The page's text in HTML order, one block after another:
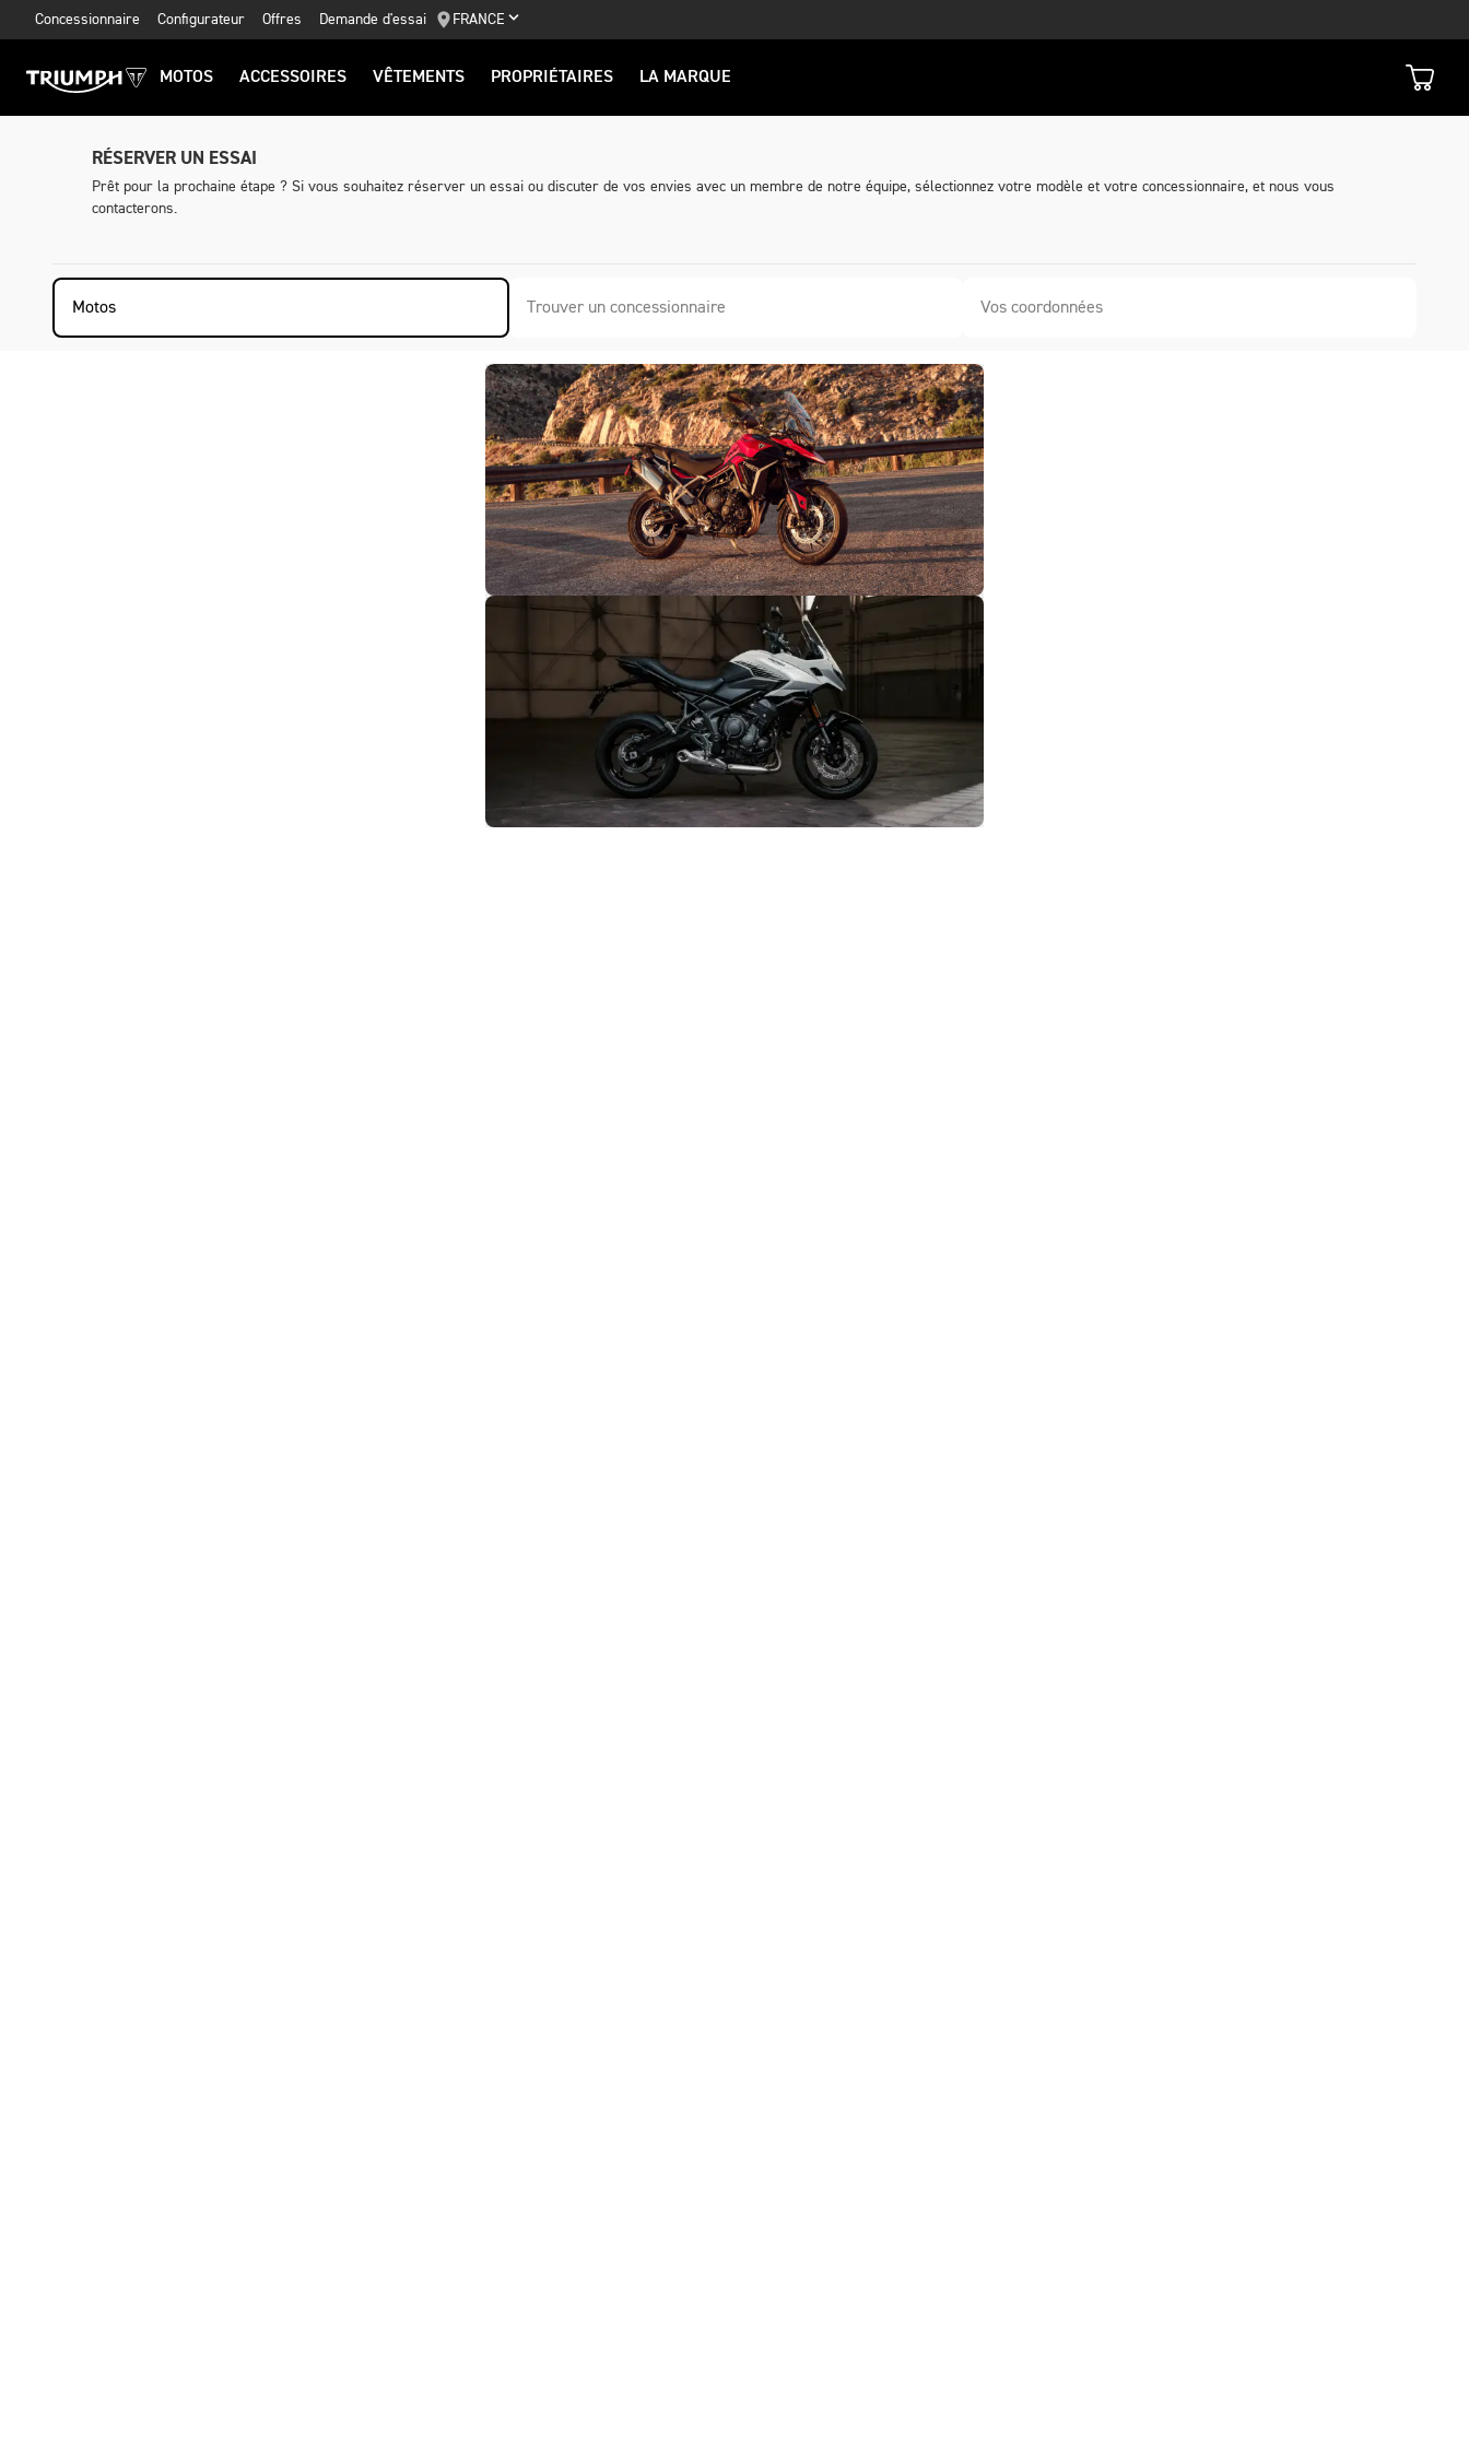
Concessionnaire Configurateur Offres Demande d'essai FRANCE
MOTOS ACCESSOIRES VÊTEMENTS PROPRIÉTAIRES LA MARQUE
RÉSERVER UN ESSAI
Prêt pour la prochaine étape ? Si vous souhaitez réserver un essai ou discuter de vos envies avec un membre de notre équipe, sélectionnez votre modèle et votre concessionnaire, et nous vous
contacterons.
Motos Trouver un concessionnaire Vos coordonnées